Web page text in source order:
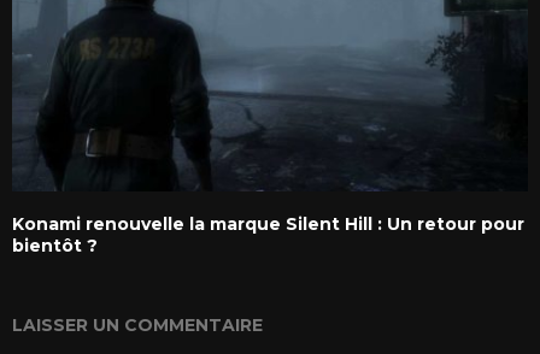
Konami renouvelle la marque Silent Hill : Un retour pour
bientôt ?
LAISSER UN COMMENTAIRE